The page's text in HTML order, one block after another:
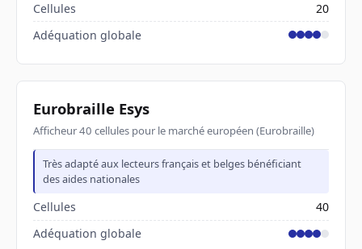
Cellules
20
Adéquation globale
Eurobraille Esys
Afficheur 40 cellules pour le marché européen (Eurobraille)
Très adapté aux lecteurs français et belges bénéficiant
des aides nationales
Cellules
40
Adéquation globale